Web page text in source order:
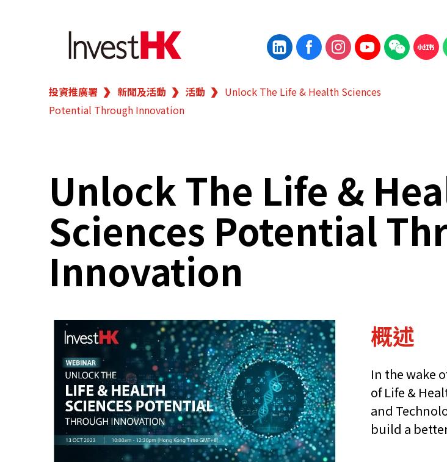
繁 简
香港營商優勢
新聞及活動
業務領域
在港開業
聯繫我們
投資推廣署 新聞及活動 活動
Unlock The Life & Health Sciences
Potential Through Innovation
Unlock The Life &
Sciences Potential
Innovation
概述
In the wake
of Life &
and
build a